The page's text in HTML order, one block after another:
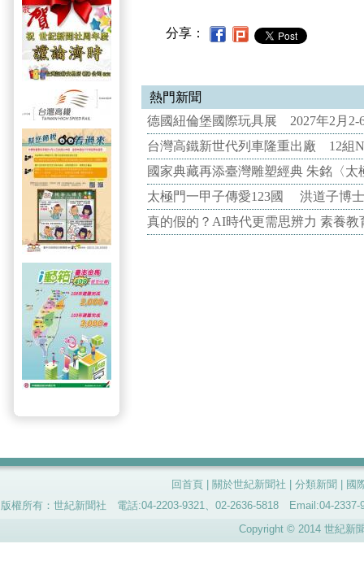
分享：
熱門新聞
德國紐倫堡國際玩具展 2027年2月2-
台灣高鐵新世代列車隆重出廠 12組
國家典藏再添臺灣雕塑經典 朱銘〈
太極門一甲子傳愛123國 洪道子博
真的假的？AI時代更需思辨力 素養
回首頁 關於世紀新聞社 分類新聞
國
版權所有：世紀新聞社 電話:04-2203-9321、02-2636-5818 Email:04-
Copyright © 2014 世紀新